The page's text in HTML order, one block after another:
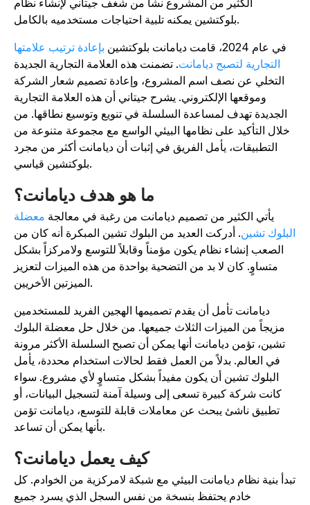
الكثير من المشروع نشأ من شغف جيتاني لإنشاء نظام
في عام 2024، قامت ديامانت بلوكتشين
بإعادة ترتيب علامتها
التجارية لتصبح ديامانت. تضمنت هذه العلامة التجارية الجديدة
التخلي عن نصف اسم المشروع، وإعادة تصميم شعار الشركة
وموقعها الإلكتروني. يشرح جيتاني أن هذه العلامة التجارية
الجديدة تهدف لمساعدة السلسلة في تنويع وتوسيع نطاقها. من
خلال التأكيد على نظامها البيئي الواسع مع مجموعة متنوعة من
التطبيقات، يأمل الفريق في إثبات أن ديامانت أكثر من مجرد
ما هو هدف ديامانت؟
يأتي الكثير من تصميم ديامانت من رغبة في معالجةمعضلة
تشين. أدركت العديد من البلوك تشين المبكرة أنه كان من
الصعب إنشاء نظام يكون مؤمناً وقابلاً للتوسع ولامركزاً بشكل
متساوٍ. كان لا بد من التضحية بواحدة من هذه الميزات لتعزيز
ديامانت تأمل أن يقدم تصميمها الهجين الفريد للمستخدمين
مزيجاً من الميزات الثلاث جميعها. من خلال حل معضلة البلوك
تشين، تؤمن ديامانت أنها يمكن أن تصبح السلسلة الأكثر مرونة
في العالم. بدلاً من العمل فقط لحالات استخدام محددة، يأمل
البلوك تشين أن يكون مفيداً بشكل متساوٍ لأي مشروع. سواء
كانت شركة كبيرة تسعى إلى وسيلة آمنة لتسجيل البيانات، أو
تطبيق ناشئ يبحث عن معاملات قابلة للتوسع، ديامانت تؤمن
كيف يعمل ديامانت؟
بنية نظام ديامانت البيئي مع شبكة لامركزية من الخوادم. كل
خادم يحتفظ بنسخة من نفس السجل الذي يسرد جميع